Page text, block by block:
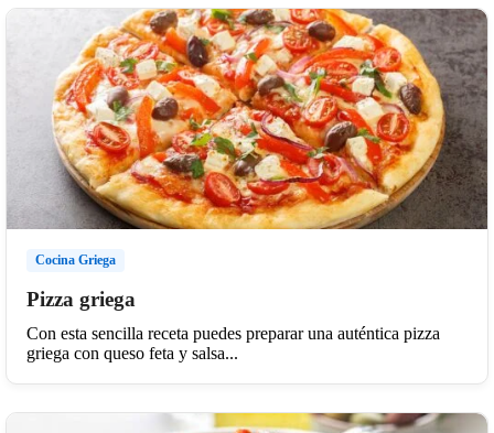
Cocina Griega
Pizza griega
Con esta sencilla receta puedes preparar una auténtica pizza
griega con queso feta y salsa...